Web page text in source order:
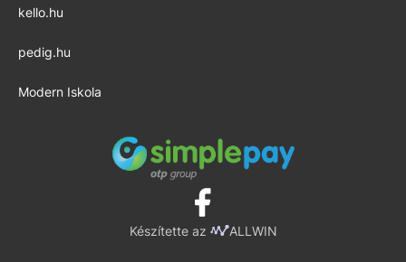
kello.hu
pedig.hu
Modern Iskola
Készítette az ALLWIN